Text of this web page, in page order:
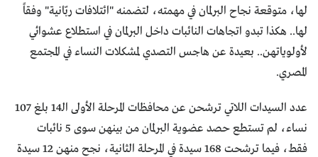
لها، متوقعة نجاح البرلمان في مهمته، لتضمنه "ائتلافات ربّانية" وفقاً
لها.. هكذا تبدو اتجاهات النائبات داخل البرلمان في استطلاع عشوائي
لأولوياتهن.. بعيدة عن هاجس التصدي لمشكلات النساء في المجتمع
المصري.
عدد السيدات اللاتي ترشحن عن محافظات المرحلة الأولى الـ14 بلغ 107
نساء، لم تستطع حصد عضوية البرلمان من بينهن سوى 5 نائبات
فقط، فيما ترشحت 168 سيدة في المرحلة الثانية، نجح منهن 12 سيدة